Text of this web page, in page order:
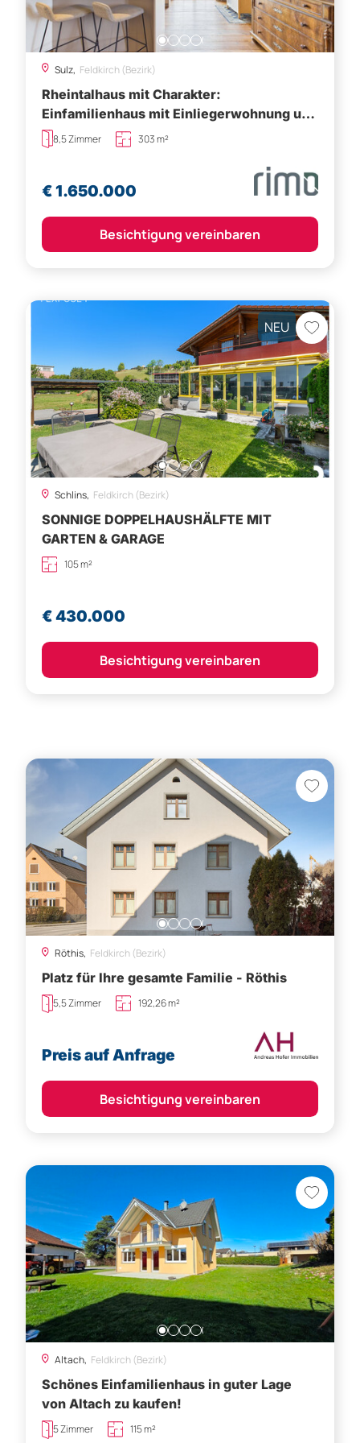
Sulz,Feldkirch (Bezirk)
Rheintalhaus mit Charakter:
Einfamilienhaus mit Einliegerwohnung und
großem Garten in Sulz
8,5 Zimmer 303 m²
€ 1.650.000
Besichtigung vereinbaren
Schlins,Feldkirch (Bezirk)
SONNIGE DOPPELHAUSHÄLFTE MIT
GARTEN & GARAGE
105 m²
€ 430.000
Röthis, Feldkirch (Bezirk)
Platz für Ihre gesamte Familie - Röthis
5,5 Zimmer 192,26 m²
Preis auf Anfrage
Besichtigung vereinbaren
Altach,Feldkirch (Bezirk)
Schönes Einfamilienhaus in guter Lage
von Altach zu kaufen!
5 Zimmer 115 m²
Preis auf Anfrage
Besichtigung vereinbaren